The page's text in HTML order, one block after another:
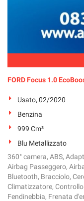
FORD Focus 1.0
Usato, 02/2020
Benzina
999 Cm³
Blu Metallizzato
360° camera, ABS,
Airbag Passeggero,
Bluetooth, Bracciolo,
Climatizzatore, Controllo
Fendinebbia, Frenata